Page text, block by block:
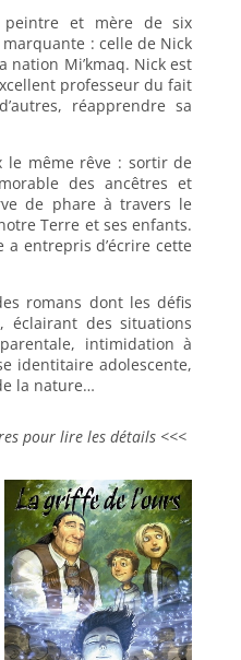
peintre et mère de six
: celle de Nick
nation Mi’kmaq. Nick est
professeur du fait
réapprendre sa
le même rêve : sortir de
des ancêtres et
de phare à travers le
Terre et ses enfants.
a entrepris d’écrire cette
romans dont les défis
éclairant des situations
intimidation à
identitaire adolescente,
la nature…
pour lire les détails <<<